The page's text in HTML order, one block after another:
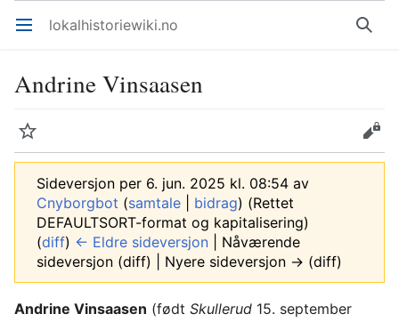
Åpne hovedmenyen lokalhistoriewiki.no Søk
Andrine Vinsaasen
Overvåk Rediger
Sideversjon per 6. jun. 2025 kl. 08:54 av
Cnyborgbot (samtale bidrag) (Rettet
DEFAULTSORT-format og kapitalisering)
(diff) ← Eldre sideversjon | Nåværende
sideversjon (diff) | Nyere sideversjon → (diff)
Andrine Vinsaasen (født Skullerud 15. september